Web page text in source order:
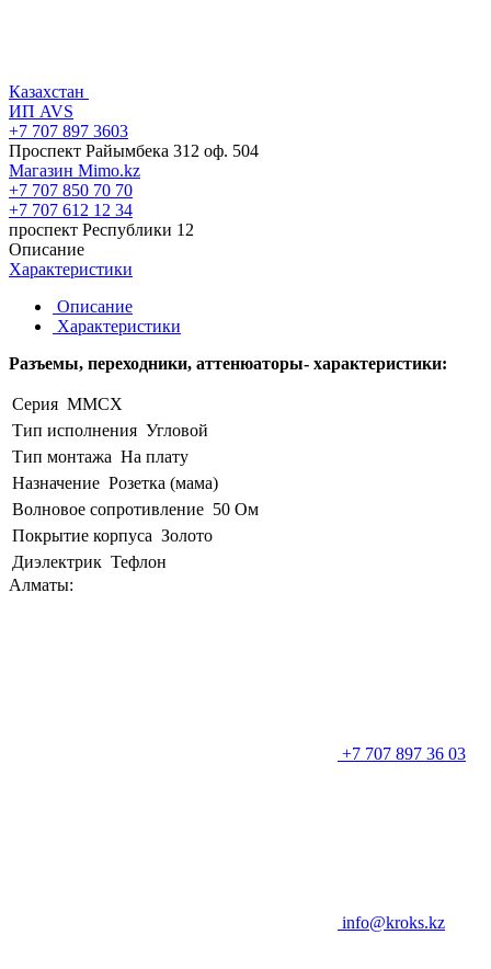
Казахстан
ИП AVS
+7 707 897 3603
Проспект Райымбека 312 оф. 504
Магазин Mimo.kz
+7 707 850 70 70
+7 707 612 12 34
проспект Республики 12
Описание
Характеристики
Описание
Характеристики
Разъемы, переходники, аттенюаторы- характеристики:
Серия MMCX
Тип исполнения Угловой
Тип монтажа На плату
Назначение Розетка (мама)
Волновое сопротивление 50 Ом
Покрытие корпуса Золото
Диэлектрик Тефлон
Алматы:
+7 707 897 36 03
info@kroks.kz